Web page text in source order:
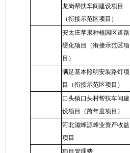
龙岗帮扶车间建设项目
（衔接示范区项目）
安太庄苹果种植园区道路
硬化项目（衔接示范区项
目）
满足基本照明安装路灯项
目（衔接示范区项目）
口头镇口头村帮扶车间建
设项目（跨年度项目）
河北滋蜂源蜂业资产收益
项目
项目管理费